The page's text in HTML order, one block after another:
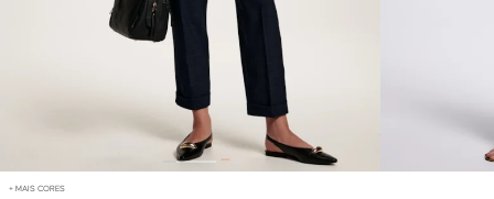
+ MAIS CORES